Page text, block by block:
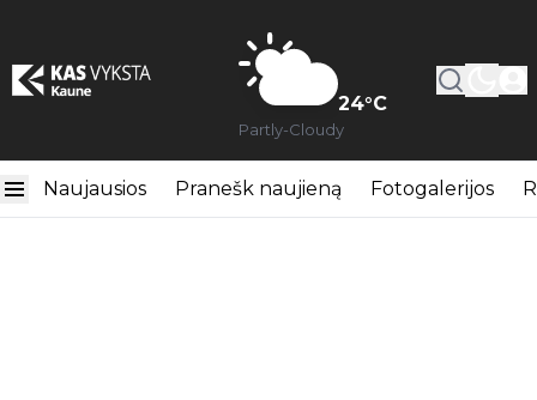
24°C
Partly-Cloudy
Naujausios Pranešk naujieną Fotogalerijos